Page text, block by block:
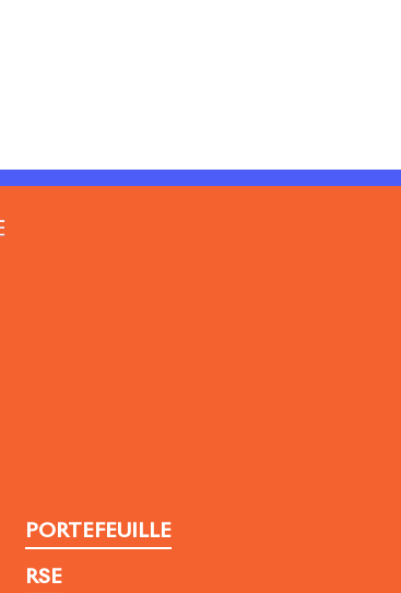
PORTEFEUILLE
RSE